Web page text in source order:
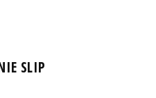
SLIP